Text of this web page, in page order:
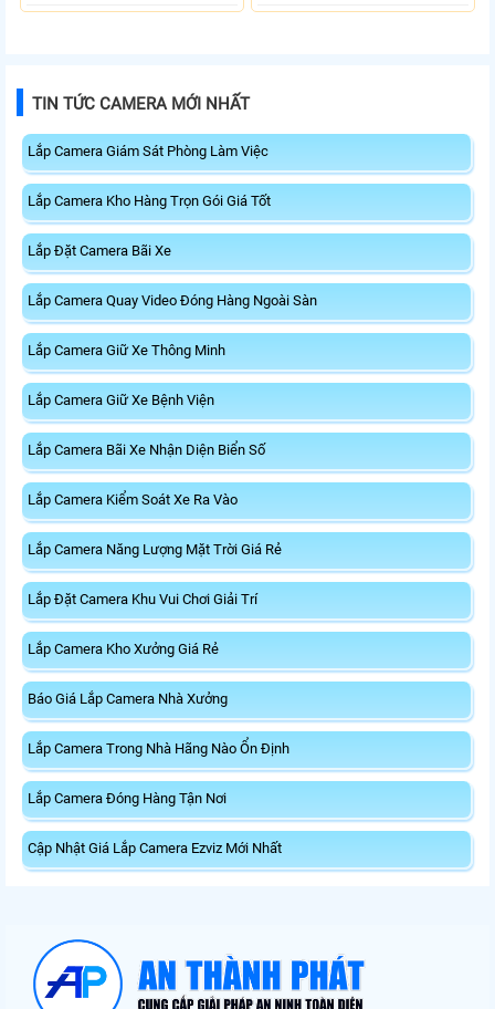
TIN TỨC CAMERA MỚI NHẤT
Lắp Camera Giám Sát Phòng Làm Việc
Lắp Camera Kho Hàng Trọn Gói Giá Tốt
Lắp Đặt Camera Bãi Xe
Lắp Camera Quay Video Đóng Hàng Ngoài Sàn
Lắp Camera Giữ Xe Thông Minh
Lắp Camera Giữ Xe Bệnh Viện
Lắp Camera Bãi Xe Nhận Diện Biển Số
Lắp Camera Kiểm Soát Xe Ra Vào
Lắp Camera Năng Lượng Mặt Trời Giá Rẻ
Lắp Đặt Camera Khu Vui Chơi Giải Trí
Lắp Camera Kho Xưởng Giá Rẻ
Báo Giá Lắp Camera Nhà Xưởng
Lắp Camera Trong Nhà Hãng Nào Ổn Định
Lắp Camera Đóng Hàng Tận Nơi
Cập Nhật Giá Lắp Camera Ezviz Mới Nhất